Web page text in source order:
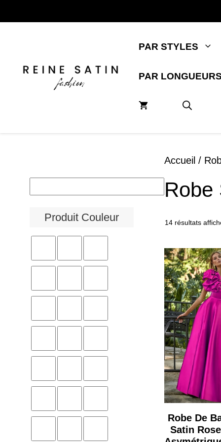
au
PAR STYLES
PAR
Accueil /
Robe
14 résultats
Robe De
Satin
Produit Couleur